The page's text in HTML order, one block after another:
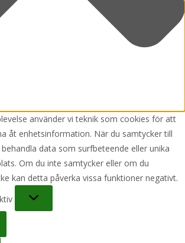
använder vi teknik som cookies för att
åt enhetsinformation. När du samtycker till
data som surfbeteende eller unika
Om du inte samtycker eller om du
kan detta påverka vissa funktioner negativt.